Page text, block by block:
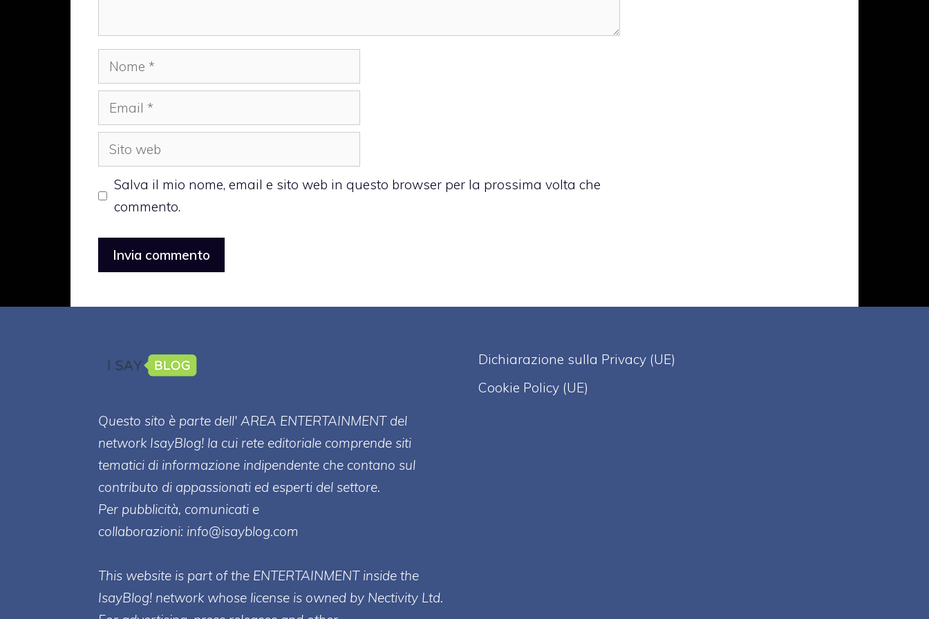
Nome
Email
Sito
web
Salva il mio nome, email e sito web in questo browser per la prossima volta che
commento.
Questo sito è parte dell' AREA ENTERTAINMENT del
network IsayBlog! la cui rete editoriale comprende siti
tematici di informazione indipendente che contano sul
contributo di appassionati ed esperti del settore.
Per pubblicità, comunicati e
collaborazioni: info@isayblog.com
This website is part of the ENTERTAINMENT inside the
IsayBlog! network whose license is owned by Nectivity Ltd.
Dichiarazione sulla Privacy (UE)
Cookie Policy (UE)